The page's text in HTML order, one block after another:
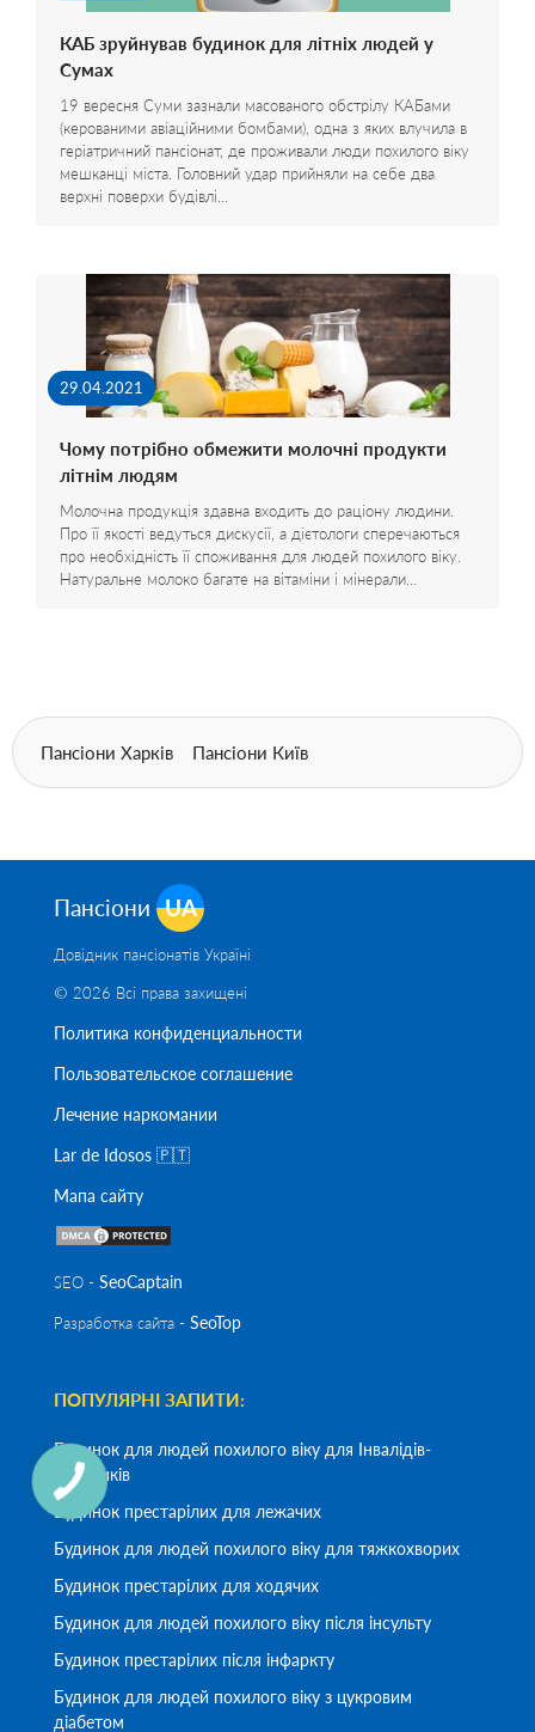
КАБ зруйнував будинок для літніх людей у
Сумах
19 вересня Суми зазнали масованого обстрілу КАБами
(керованими авіаційними бомбами), одна з яких влучила в
геріатричний пансіонат, де проживали люди похилого віку
мешканці міста. Головний удар прийняли на себе два
верхні поверхи будівлі…
29.04.2021
Чому потрібно обмежити молочні продукти
літнім людям
Молочна продукція здавна входить до раціону людини.
Про її якості ведуться дискусії, а дієтологи сперечаються
про необхідність її споживання для людей похилого віку.
Натуральне молоко багате на вітаміни і мінерали…
Пансіони Харків Пансіони Київ
Пансіони UA
Довідник пансіонатів Україні
© 2026 Всі права захищені
Политика конфиденциальности
Пользовательское соглашение
Лечение наркомании
Lar de Idosos 🇵🇹
Мапа сайту
SEO - SeoСaptain
Разработка сайта - SeoTop
ПОПУЛЯРНІ ЗАПИТИ:
Будинок для людей похилого віку для Інвалідів-
візочників
Будинок престарілих для лежачих
Будинок для людей похилого віку для тяжкохворих
Будинок престарілих для ходячих
Будинок для людей похилого віку після інсульту
Будинок престарілих після інфаркту
Будинок для людей похилого віку з цукровим
діабетом